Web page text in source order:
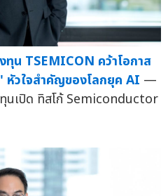
น TSEMICON คว้าโอกาส
วใจสำคัญของโลกยุค AI —
ทุนเปิด ทิสโก้ Semiconductor